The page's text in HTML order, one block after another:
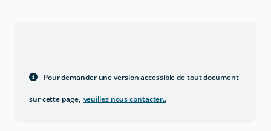
Pour demander une version accessible de tout document
sur cette page, veuillez nous contacter..